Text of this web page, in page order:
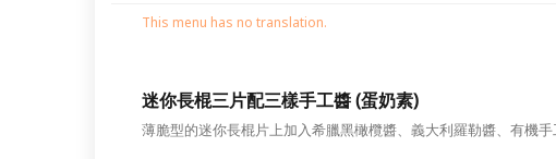
This menu has no translation.
迷你長棍三片配三樣手工醬 (蛋奶素)
薄脆型的迷你長棍片上加入希臘黑橄欖醬、義大利羅勒醬、有機